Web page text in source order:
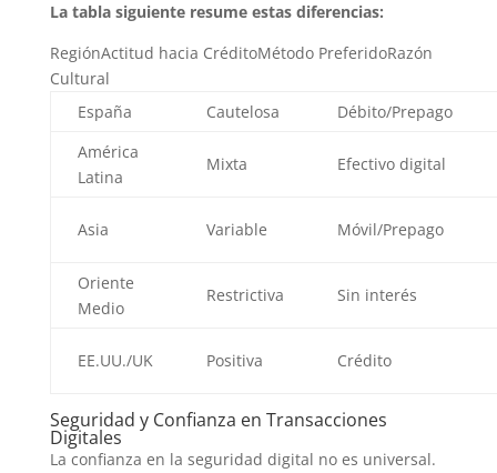
La tabla siguiente resume estas diferencias:
RegiónActitud hacia CréditoMétodo PreferidoRazón
Cultural
España
Cautelosa
Débito/Prepago
América
Latina
Mixta Efectivo digital
Asia Variable Móvil/Prepago
Oriente
Medio
Restrictiva Sin interés
EE.UU./UK Positiva Crédito
Seguridad y Confianza en Transacciones
Digitales
La confianza en la seguridad digital no es universal.